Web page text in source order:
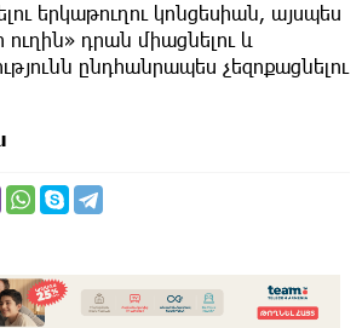
երկաթուղու կոնցեսիան, այսպես
դրան միացնելու և
ընդհանրապես չեզոքացնելու